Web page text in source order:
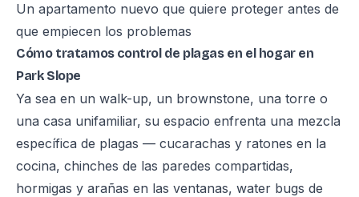
Un apartamento nuevo que quiere proteger antes de
que empiecen los problemas
Cómo tratamos control de plagas en el hogar en
Park Slope
Ya sea en un walk-up, un brownstone, una torre o
una casa unifamiliar, su espacio enfrenta una mezcla
específica de plagas — cucarachas y ratones en la
cocina, chinches de las paredes compartidas,
hormigas y arañas en las ventanas, water bugs de